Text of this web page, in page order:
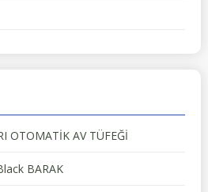
OTOMATİK AV TÜFEĞİ
BARAK